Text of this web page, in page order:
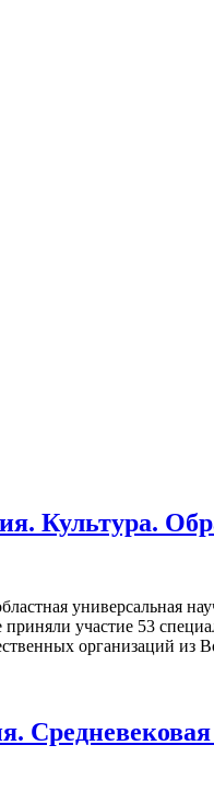
Культура.
универсальная
участие 53
организаций из